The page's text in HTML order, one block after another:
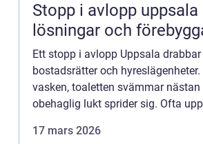
Stopp i avlopp uppsala orsaker,
lösningar och
Ett stopp i avlopp Uppsala
bostadsrätter och
vasken, toaletten svämmar nästan
obehaglig lukt sprider sig. Ofta
upp...
17 mars 2026